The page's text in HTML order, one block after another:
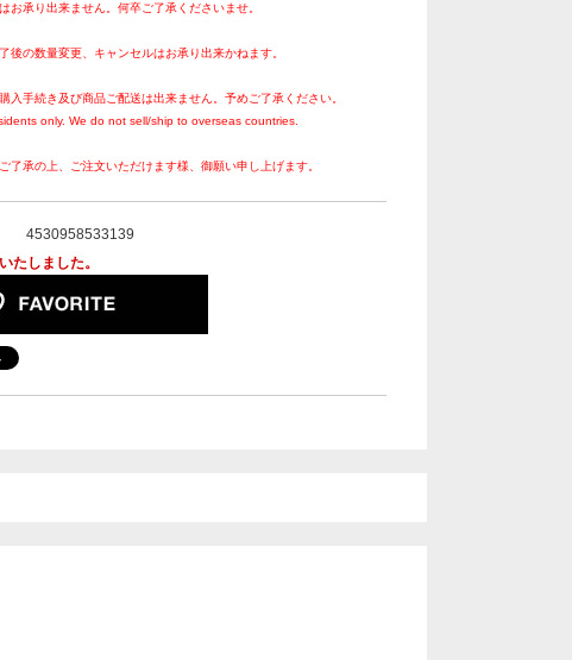
お承り出来ません。何卒ご了承くださいませ。
後の数量変更、キャンセルはお承り出来かねます。
入手続き及び商品ご配送は出来ません。予めご了承ください。
only. We do not sell/ship to overseas countries.
了承の上、ご注文いただけます様、御願い申し上げます。
4530958533139
たしました。